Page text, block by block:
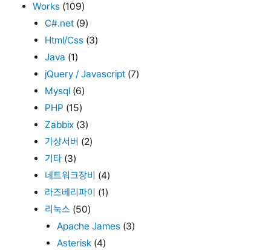
Works (109)
C#.net (9)
Html/Css (3)
Java (1)
jQuery / Javascript (7)
Mysql (6)
PHP (15)
Zabbix (3)
가상서버 (2)
기타 (3)
네트워크장비 (4)
라즈베리파이 (1)
리눅스 (50)
Apache James (3)
Asterisk (4)